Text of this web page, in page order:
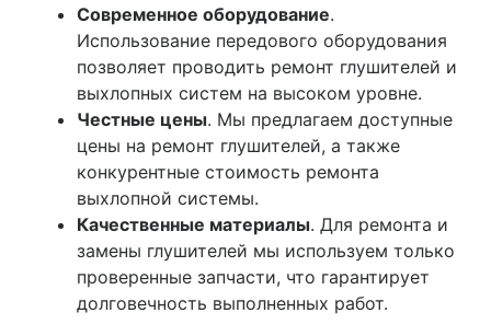
Современное оборудование.
Использование передового оборудования
позволяет проводить ремонт глушителей и
выхлопных систем на высоком уровне.
Честные цены. Мы предлагаем доступные
цены на ремонт глушителей, а также
конкурентные стоимость ремонта
выхлопной системы.
Качественные материалы. Для ремонта и
замены глушителей мы используем только
проверенные запчасти, что гарантирует
долговечность выполненных работ.